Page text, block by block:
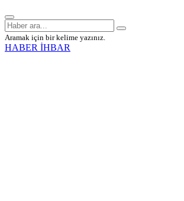
Aramak için bir kelime yazınız.
HABER İHBAR